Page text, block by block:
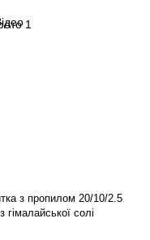
з пропилом 20/10/2.5
гімалайської солі